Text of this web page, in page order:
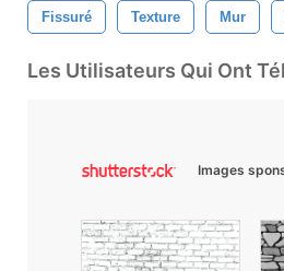
Fissuré Texture Mur
Les Utilisateurs Qui Ont
Images